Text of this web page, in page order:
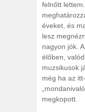
felnőtt
éveket, és
lesz
nagyon jók.
élőben,
muzsikusok
még ha az
megkopott.